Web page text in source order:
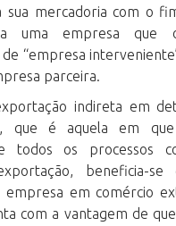
mercadoria com o
uma empresa que
“empresa
parceira.
indireta em
que é aquela em
todos os processos
beneficia-
em comércio
com a vantagem de